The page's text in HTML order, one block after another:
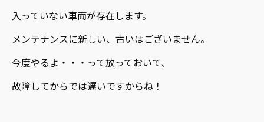
入っていない車両が存在します。
メンテナンスに新しい、古いはございません。
今度やるよ・・・って放っておいて、
故障してからでは遅いですからね！